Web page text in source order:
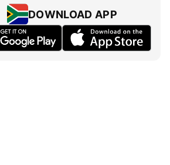
DOWNLOAD APP